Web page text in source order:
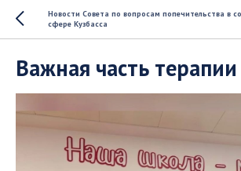
Новости Совета по вопросам попечительства в
сфере Кузбасса
Важная часть терапии